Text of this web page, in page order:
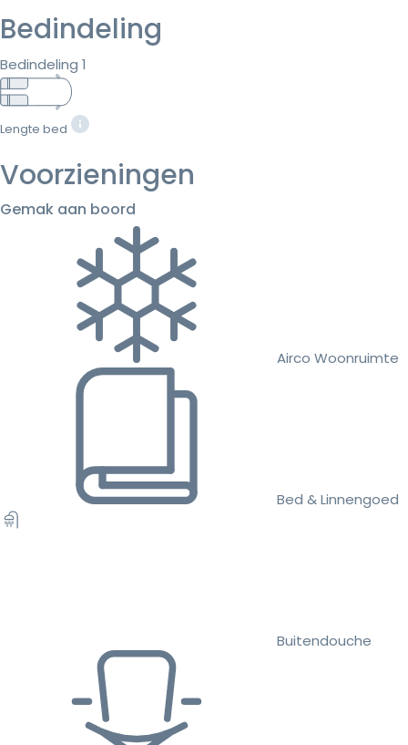
Bedindeling
Bedindeling 1
Lengte bed
Voorzieningen
Gemak aan boord
Airco Woonruimte
Bed & Linnengoed
Buitendouche